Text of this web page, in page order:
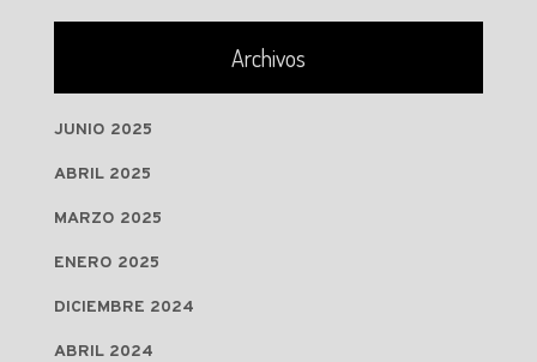
Archivos
JUNIO 2025
ABRIL 2025
MARZO 2025
ENERO 2025
DICIEMBRE 2024
ABRIL 2024